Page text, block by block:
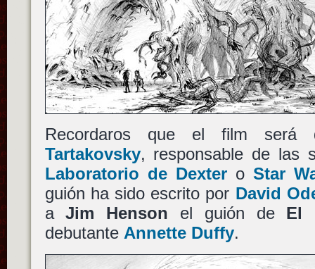
Recordaros que el film
Tartakovsky, responsable de las
Laboratorio de Dextero Star
guión ha sido escrito por David
aJim Henson el guión de El
debutante Annette Duffy.